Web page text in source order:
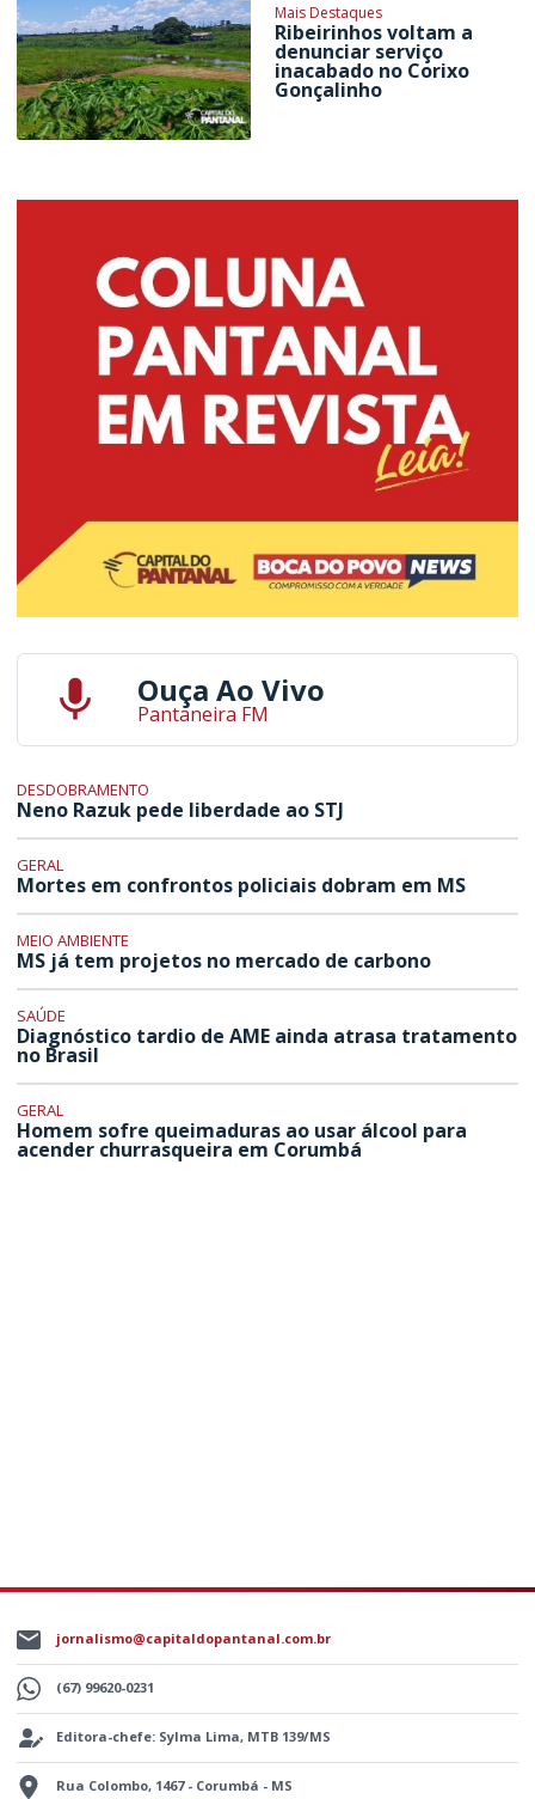
Mais Destaques
Ribeirinhos voltam a
denunciar serviço
inacabado no Corixo
Gonçalinho
Ouça Ao Vivo
Pantaneira FM
DESDOBRAMENTO
Neno Razuk pede liberdade ao STJ
GERAL
Mortes em confrontos policiais dobram em MS
MEIO AMBIENTE
MS já tem projetos no mercado de carbono
SAÚDE
Diagnóstico tardio de AME ainda atrasa tratamento
no Brasil
GERAL
Homem sofre queimaduras ao usar álcool para
acender churrasqueira em Corumbá
jornalismo@capitaldopantanal.com.br
(67) 99620-0231
Editora-chefe: Sylma Lima, MTB 139/MS
Rua Colombo, 1467 - Corumbá - MS